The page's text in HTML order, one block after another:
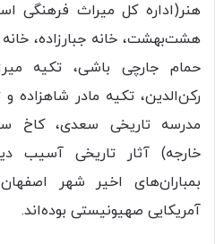
هنر(اداره کل میراث فرهنگی
هشت‌بهشت، خانه جبارزاده،
حمام جارچی باشی، تکیه
رکن‌الدین، تکیه مادر شاهزاده
مدرسه تاریخی سعدی، کاخ
خارجه) آثار تاریخی آسیب
بمباران‌های اخیر شهر
آمریکایی صهیونیستی بوده‌اند.